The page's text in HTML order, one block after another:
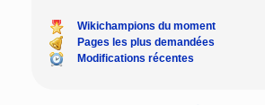
Wikichampions du moment
Pages les plus demandées
Modifications récentes